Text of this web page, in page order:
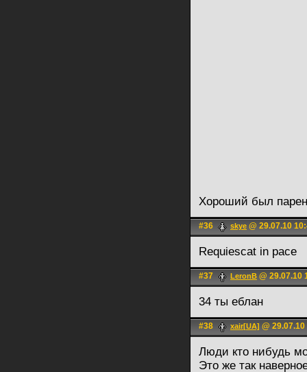
Хороший был
#36 skye @ 29.07.10
Requiescat in pace
#37 LerоnB @ 29.07.10
34 ты еблан
#38 xair[UA] @
Люди кто нибудь
Это же так